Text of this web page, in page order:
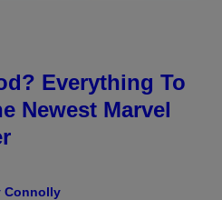
Everything To
Newest Marvel
Connolly